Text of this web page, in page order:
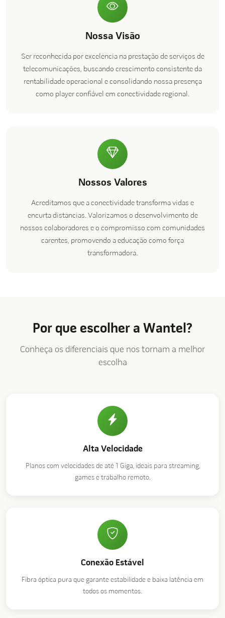
Nossa Visão
Ser reconhecida por excelência na prestação de serviços de
telecomunicações, buscando crescimento consistente da
rentabilidade operacional e consolidando nossa presença
como player confiável em conectividade regional.
Nossos Valores
Acreditamos que a conectividade transforma vidas e
encurta distâncias. Valorizamos o desenvolvimento de
nossos colaboradores e o compromisso com comunidades
carentes, promovendo a educação como força
transformadora.
Por que escolher a Wantel?
Conheça os diferenciais que nos tornam a melhor
escolha
Alta Velocidade
Planos com velocidades de até 1 Giga, ideais para streaming,
games e trabalho remoto.
Conexão Estável
Fibra óptica pura que garante estabilidade e baixa latência em
todos os momentos.